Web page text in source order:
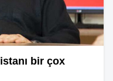
bir çox